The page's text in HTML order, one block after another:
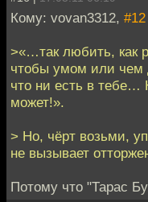
Кому: vovan3312, #12
>«…так любить, как
чтобы умом или чем
что ни есть в тебе…
может!».
> Но, чёрт возьми,
не вызывает
Потому что "Тарас